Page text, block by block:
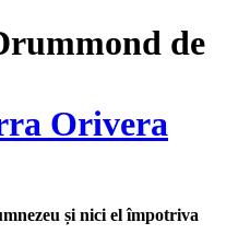
de
Orivera
și nici el împotriva